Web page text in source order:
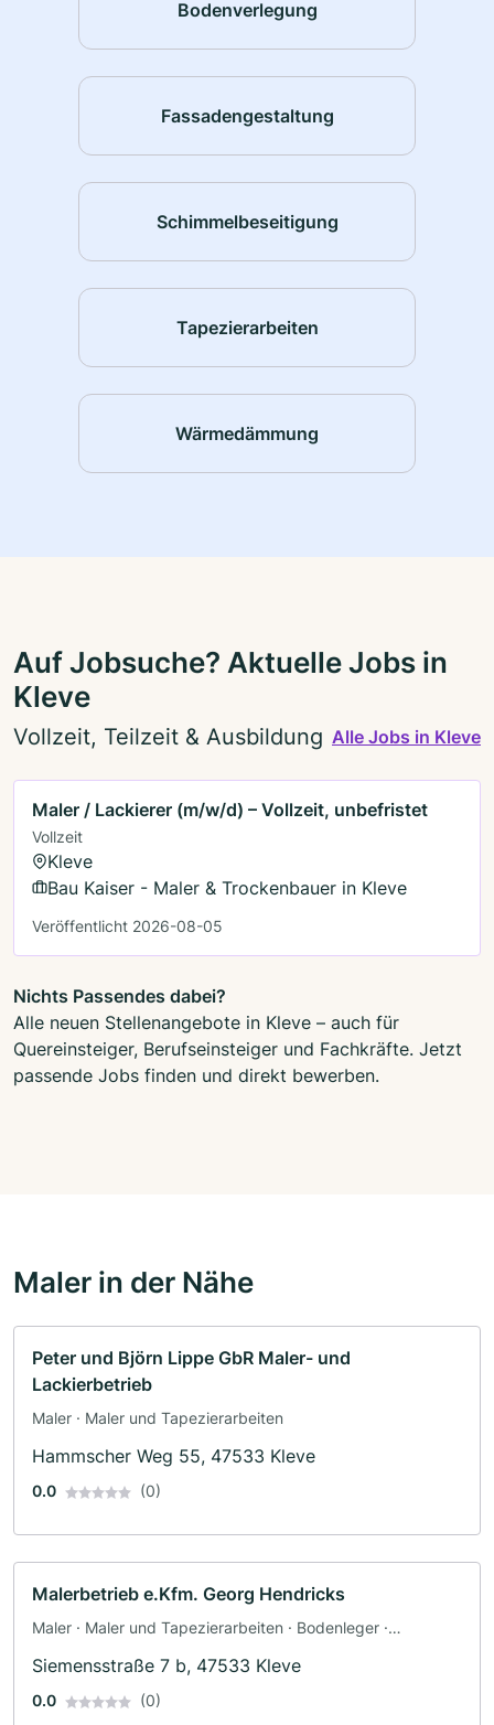
Bodenverlegung
Fassadengestaltung
Schimmelbeseitigung
Tapezierarbeiten
Wärmedämmung
Auf Jobsuche? Aktuelle Jobs in
Kleve
Vollzeit, Teilzeit & Ausbildung Alle Jobs in Kleve
Maler / Lackierer (m/w/d) – Vollzeit, unbefristet
Vollzeit
Kleve
Bau Kaiser - Maler & Trockenbauer in Kleve
Veröffentlicht 2026-08-05
Nichts Passendes dabei?
Alle neuen Stellenangebote in Kleve – auch für
Quereinsteiger, Berufseinsteiger und Fachkräfte. Jetzt
passende Jobs finden und direkt bewerben.
Maler in der Nähe
Peter und Björn Lippe GbR Maler- und
Lackierbetrieb
Maler · Maler und Tapezierarbeiten
Hammscher Weg 55, 47533 Kleve
0.0 (0)
Malerbetrieb e.Kfm. Georg Hendricks
Maler · Maler und Tapezierarbeiten · Bodenleger ·
Siemensstraße 7 b, 47533 Kleve
0.0 (0)